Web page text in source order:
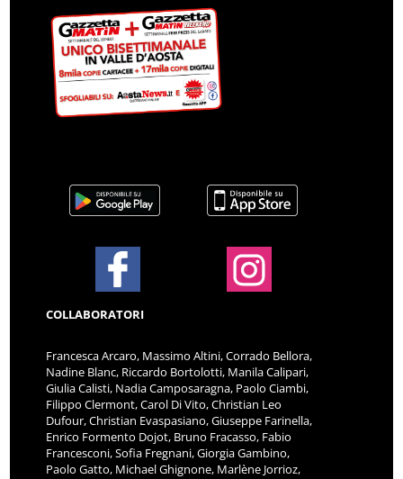
COLLABORATORI
Francesca Arcaro, Massimo Altini, Corrado Bellora,
Nadine Blanc, Riccardo Bortolotti, Manila Calipari,
Giulia Calisti, Nadia Camposaragna, Paolo Ciambi,
Filippo Clermont, Carol Di Vito, Christian Leo
Dufour, Christian Evaspasiano, Giuseppe Farinella,
Enrico Formento Dojot, Bruno Fracasso, Fabio
Francesconi, Sofia Fregnani, Giorgia Gambino,
Paolo Gatto, Michael Ghignone, Marlène Jorrioz,